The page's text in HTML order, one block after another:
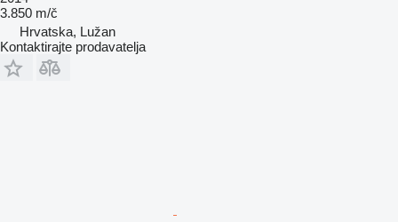
3.850 m/č
Hrvatska, Lužan
Kontaktirajte prodavatelja